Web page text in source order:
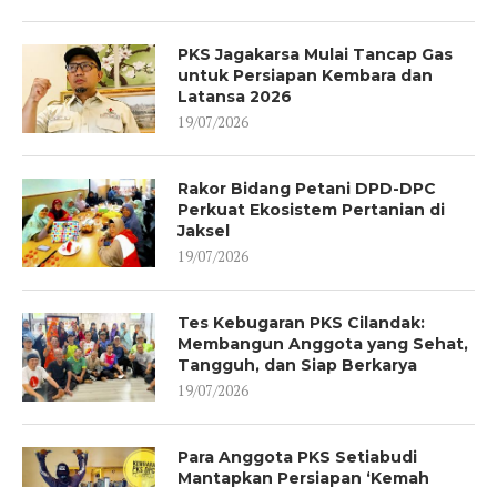
PKS Jagakarsa Mulai Tancap Gas
untuk Persiapan Kembara dan
Latansa 2026
19/07/2026
Rakor Bidang Petani DPD-DPC
Perkuat Ekosistem Pertanian di
Jaksel
19/07/2026
Tes Kebugaran PKS Cilandak:
Membangun Anggota yang Sehat,
Tangguh, dan Siap Berkarya
19/07/2026
Para Anggota PKS Setiabudi
Mantapkan Persiapan ‘Kemah